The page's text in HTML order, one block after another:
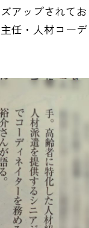
アップされて
任・人材コー